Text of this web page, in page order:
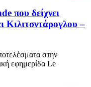
που δείχνει
Κιλιτσντάρογλου –
στην
εφημερίδα Le